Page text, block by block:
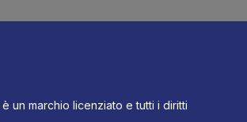
un marchio licenziato e tutti i diritti